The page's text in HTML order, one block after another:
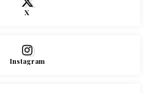
X
Instagram